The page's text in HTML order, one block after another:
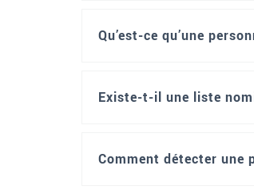
Qu’est-ce qu’une
Existe-t-il une liste
Comment détecter une